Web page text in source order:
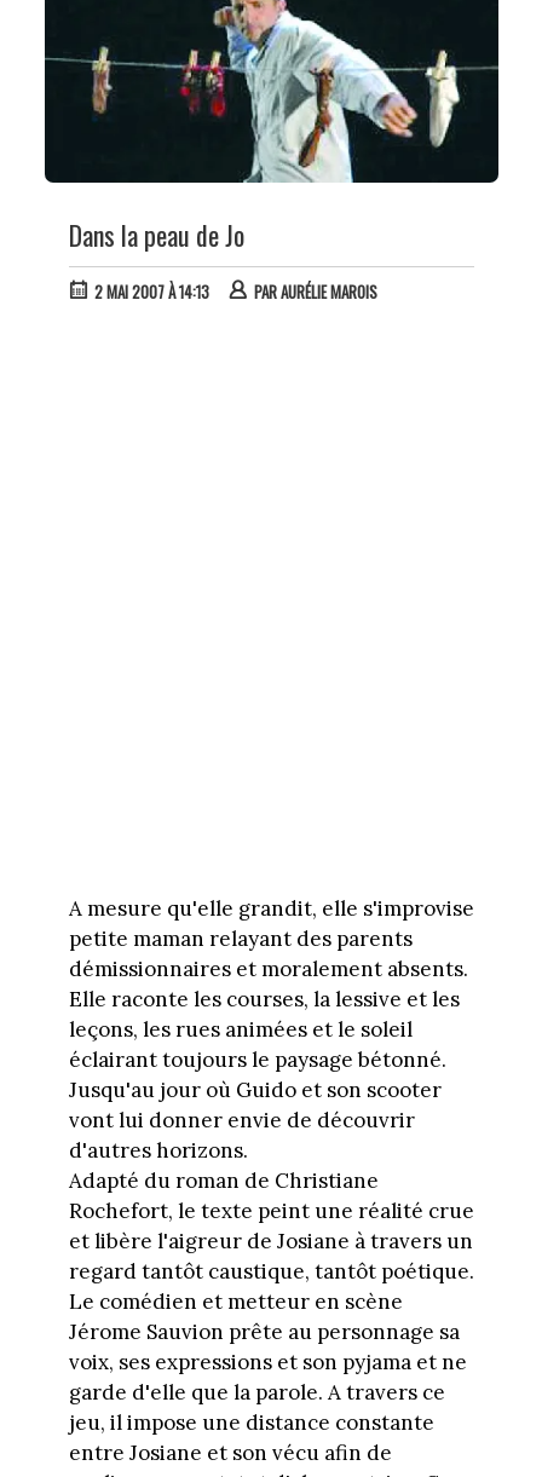
Dans la peau de Jo
2 MAI 2007 À 14:13 PARAURÉLIE MAROIS
A mesure qu'elle grandit, elle s'improvise
petite maman relayant des parents
démissionnaires et moralement absents.
Elle raconte les courses, la lessive et les
leçons, les rues animées et le soleil
éclairant toujours le paysage bétonné.
Jusqu'au jour où Guido et son scooter
vont lui donner envie de découvrir
d'autres horizons.
Adapté du roman de Christiane
Rochefort, le texte peint une réalité crue
et libère l'aigreur de Josiane à travers un
regard tantôt caustique, tantôt poétique.
Le comédien et metteur en scène
Jérome Sauvion prête au personnage sa
voix, ses expressions et son pyjama et ne
garde d'elle que la parole. A travers ce
jeu, il impose une distance constante
entre Josiane et son vécu afin de